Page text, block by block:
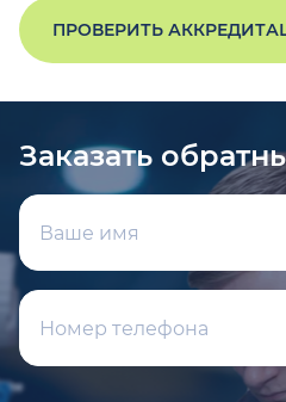
ПРОВЕРИТЬ
Заказать